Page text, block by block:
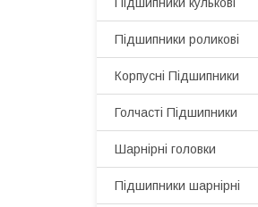
Підшипники роликові
Корпусні Підшипники
Голчасті Підшипники
Шарнірні головки
Підшипники шарнірні